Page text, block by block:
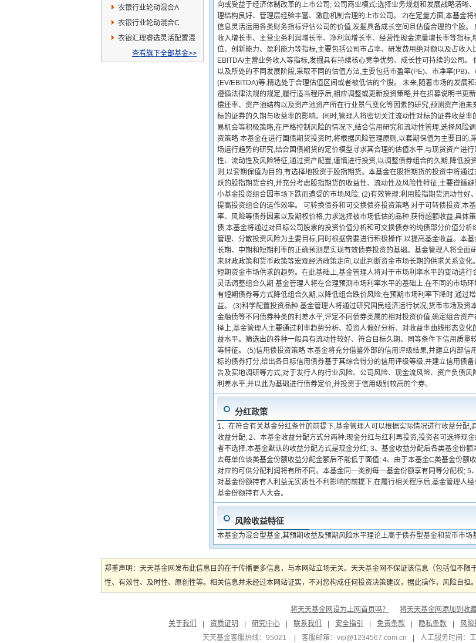
农银行业轮动混合A
农银行业轮动混合C
农银汇理睿选灵活配置混
查看旗下全部基金>>
向或受益于经济体制改革的上市公司; 公司商业模式:选择业务规划和发展战略清晰
理结构良好、管理层经验丰富、激励机制合理的上市公司。 2)在定量方面,本基金
信息灵活运用各类财务指标评估公司的价值,发掘具备成长空间且估值合理的个股
收入增长率、主营业务利润增长率、净利润增长率、经营性现金流量增长率等指
位、创新能力、盈利能力等指标,主要包括公司市占率、研发费用绝对额以及占收
EBITDA/主营业务收入等指标,发掘具有持续核心竞争优势、成长性可持续的公司
以及所处的不同发展阶段,采取不同的估值方法,主要包括市盈率(PE)、市净率(PB)
(EV/EBITDA)等,精选处于合理估值区间或者被低估的个股。 未来,随着市场的发展
遵循法律法规的规定,履行适当程序后,相应调整或更新投资策略,并在招募说明书更
偿还率、资产池结构以及资产池资产所在行业景气变化等因素的研究,预测资产池
标的证券的久期与收益率的影响。同时,管理人将密切关注流动性对标的证券收益
易机会等积极策略,在严格控制风险的情况下,结合信用研究和流动性管理,选择风险
资策略 本基金在进行国债期货投资时,将根据风险管理原则,以套期保值为主要目的
场运行趋势的研究,结合国债期货的定价模型寻求其合理的估值水平,与现货资产进
性、流动性及风险特征,通过资产配置,谨慎进行投资,以调整债券组合的久期,降低
则,以套期保值为目的,有选择地投资于股指期货。本基金在股指期货的投资中将通
跃的股指期货合约,并充分考虑股指期货的收益性、流动性及风险性特征,主要遵循
小基金投资组合因市场下跌而遭受的市场风险; (2)有效管理:利用股指期货流动性
提高投资组合的运作效率。 可转换债券和可交换债券投资策略 对于可转债投资,本
率、风险等债券因素以及期权价格,力求选择被市场低估的品种,获得超额收益,具体
债,本基金将通过对目标公司股票的投资价值分析和可交换债券的纯债部分价值分
管理、分散投资风险为主要目标,同时根据需要进行积极操作,以提高基金收益。本
长期、中期和短期利率的正确预测是实现有效债券投资的基础。基金管理人将全
来财政政策和货币政策等宏观经济政策走向,以此判断资金市场长期的供求关系变
短期资金市场供求的趋势。在此基础上,基金管理人将对于市场利率水平的变动进
灵活调整组合久期 基金管理人将在合理预测市场利率水平的基础上,在不同的市场
有短期债券等方式降低组合久期,以降低组合跌价风险;在预期市场利率下降时,通过
益。 (3)科学配置投资品种 基金管理人将通过研究国民经济运行状况,货币市场及资
金融债等不同债券种类的利差水平,评定不同债券类属的相对投资价值,确定组合资
择上,基金管理人主要通过利率趋势分析、投资人偏好分析、对收益率曲线形态变
益水平。筛选出的券种一般具有流动性较好、符合目标久期、同等条件下信用质
等特征。 (5)信用债投资策略 本基金将充分借鉴外部的信用评级结果,并建立内部
标的债券打分,给出各目标信用债券基于其综合得分的信用评级等级,并建立信用债
告及实地调研等方式,对于发行人的行业风险、公司风险、现金流风险、资产负债
利差水平,并以此为基础进行债券定价,并投资于信用级别较高的个券。
分红政策
1、在符合有关基金分红条件的前提下,基金管理人可以根据实际情况进行收益分配
收益分配; 2、本基金收益分配方式分两种:现金分红与红利再投资,投资者可选择现
者不选择,本基金默认的收益分配方式是现金分红; 3、基金收益分配后各类基金份
去每单位该类基金份额收益分配金额后不能低于面值; 4、由于本基金C类基金份额
对应的可供分配利润将有所不同。本基金同一类别每一基金份额享有同等分配权;
对基金份额持有人利益无实质性不利影响的前提下,在履行相关程序后,基金管理人
基金份额持有人大会。
风险收益特征
本基金为混合型基金,其预期收益及预期风险水平理论上高于债券型基金和货币市场
郑重声明：天天基金网发布此信息目的在于传播更多信息，与本网站立场无关。天天基金网不保证该信息（包括但不
性、有效性、及时性、原创性等。相关信息并未经过本网站证实，不对您构成任何投资决策建议，据此操作，风险自担
将天天基金网设为上网首页吗？
将天天基金网添加到收藏
关于我们
资质证明 研究中心 联系我们 安全指引 免责条款 隐私条款 风险
天天基金客服热线：95021
客服邮箱： vip@1234567.com.cn 人工服务时间：